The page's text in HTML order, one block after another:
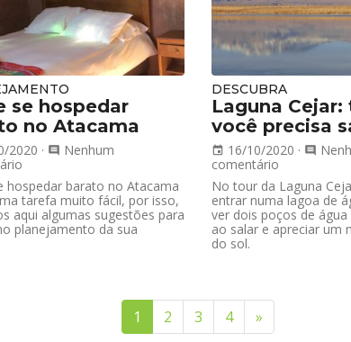
se hospedar
no Atacama
2020 · comment Nenhum
hospedar barato no Atacama
tarefa muito fácil, por isso,
aqui algumas sugestões para
planejamento da sua
DESCUBRA
Laguna
você precisa
event 16/10/2020 · comment
comentário
No tour da Laguna
entrar numa lagoa de
ver dois poços de
ao salar e apreciar um
do sol.
1 (página atual)
2 3 4 »